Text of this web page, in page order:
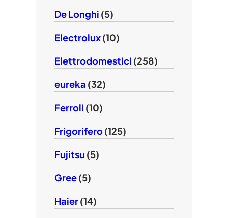
De Longhi (5)
Electrolux(10)
Elettrodomestici (258)
eureka (32)
Ferroli (10)
Frigorifero(125)
Fujitsu (5)
Gree(5)
Haier(14)